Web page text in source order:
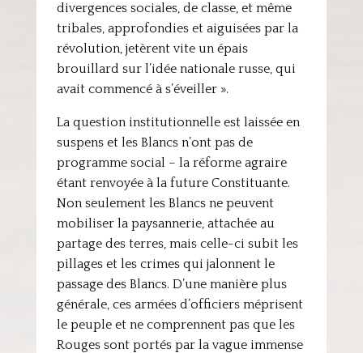
divergences sociales, de classe, et même
tribales, approfondies et aiguisées par la
révolution, jetèrent vite un épais
brouillard sur l’idée nationale russe, qui
avait commencé à s’éveiller ».
La question institutionnelle est laissée en
suspens et les Blancs n’ont pas de
programme social – la réforme agraire
étant renvoyée à la future Constituante.
Non seulement les Blancs ne peuvent
mobiliser la paysannerie, attachée au
partage des terres, mais celle-ci subit les
pillages et les crimes qui jalonnent le
passage des Blancs. D’une manière plus
générale, ces armées d’officiers méprisent
le peuple et ne comprennent pas que les
Rouges sont portés par la vague immense